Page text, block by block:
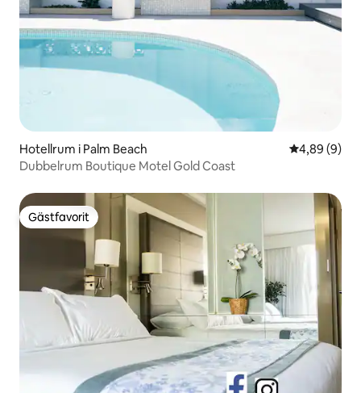
Hotellrum i Palm Beach 4,89 av 5 i
4,89 (9)
Dubbelrum Boutique Motel Gold Coast
Gästfavorit
Gästfavorit